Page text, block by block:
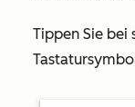
Tippen Sie bei